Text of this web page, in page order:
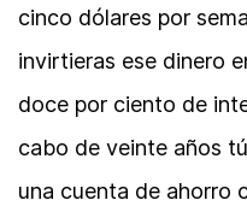
cinco dólares por
invirtieras ese dinero
doce por ciento de
cabo de veinte años
una cuenta de ahorro